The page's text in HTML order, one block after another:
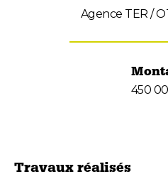
Agence TER /
450
Travaux réalisés